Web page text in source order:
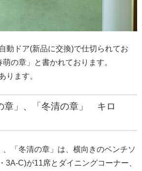
動ドア(新品に交換)で仕切られてお
の章」と書かれております。
ります。
章」、「冬清の章」 キロ
「冬清の章」は、横向きのベンチソ
3A-C)が11席とダイニングコーナー、